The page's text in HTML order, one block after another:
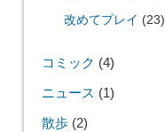
改めてプレイ (23)
コミック (4)
ニュース (1)
散歩(2)